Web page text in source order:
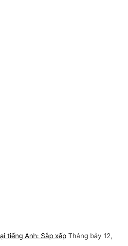
tiếng Anh: Sắp xếp Tháng bảy 12,